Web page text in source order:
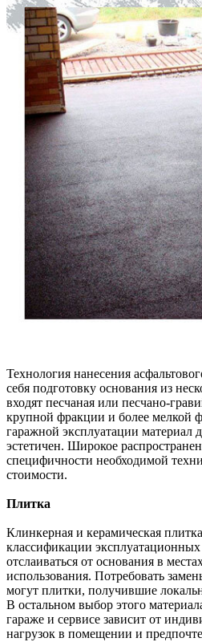
Технология нанесения
себя подготовку основания из
входят песчаная или песчано-
крупной фракции и более мелкой
гаражной эксплуатации материал
эстетичен. Широкое
специфичности необходимой
стоимости.
Плитка
Клинкерная и керамическая
классификации
отслаиваться от основания в
использования. Потребовать
могут плитки, получившие
В остальном выбор этого
гараже и сервисе зависит от
нагрузок в помещении и